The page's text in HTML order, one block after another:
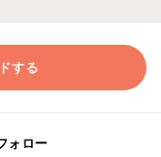
する
ォロー